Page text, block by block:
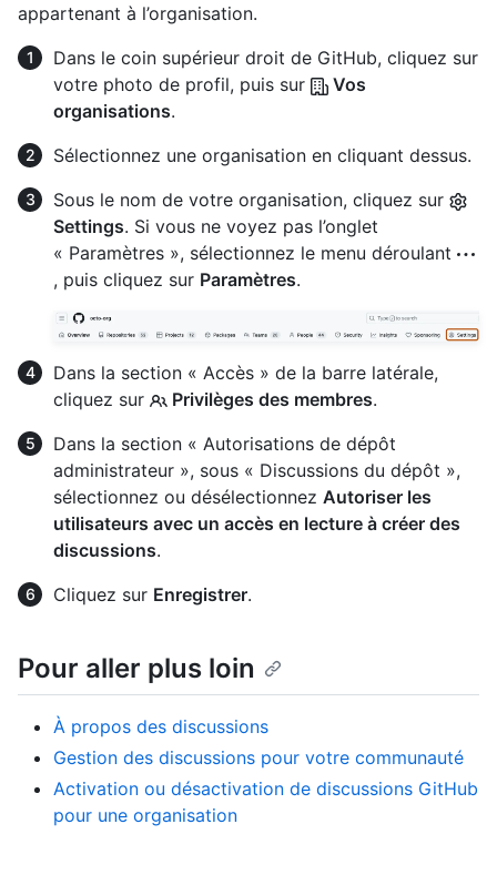
appartenant à l’organisation.
Dans le coin supérieur droit de GitHub, cliquez sur
votre photo de profil, puis sur
Vos
organisations.
Sélectionnez une organisation en cliquant dessus.
Sous le nom de votre organisation, cliquez sur
Settings. Si vous ne voyez pas l’onglet
« Paramètres », sélectionnez le menu déroulant
, puis cliquez sur Paramètres.
Dans la section « Accès » de la barre latérale,
cliquez sur
Privilèges des membres.
Dans la section « Autorisations de dépôt
administrateur », sous « Discussions du dépôt »,
sélectionnez ou désélectionnez Autoriser les
utilisateurs avec un accès en lecture à créer des
discussions.
Cliquez sur Enregistrer.
Pour aller plus loin
À propos des discussions
Gestion des discussions pour votre communauté
Activation ou désactivation de discussions GitHub
pour une organisation